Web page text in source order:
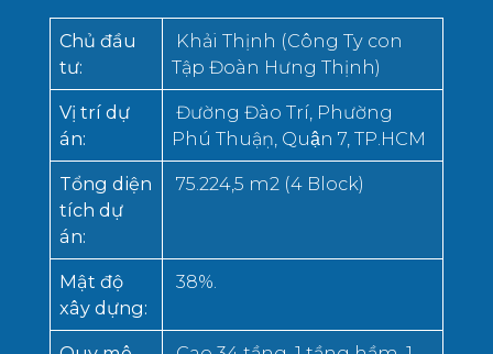
Chủ đầu
tư:
Khải Thịnh (Công Ty con
Tập Đoàn Hưng Thịnh)
Vị trí dự
án:
Đường Đào Trí, Phường
Phú Thuậṇ, Quận 7, TP.HCM
Tổng diện
tích dự
án:
75.224,5 m2 (4 Block)
Mật độ
xây dựng:
38%.